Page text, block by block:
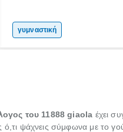
σου! Δεν είναι ανάγκη να
καλοκαίρι σου
βέβαια να στερηθείς
γυμναστική
του 11888giaola έχει
ό,τι ψάχνεις σύμφωνα με το